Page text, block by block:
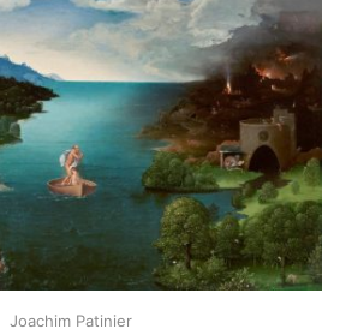
Joachim Patinier